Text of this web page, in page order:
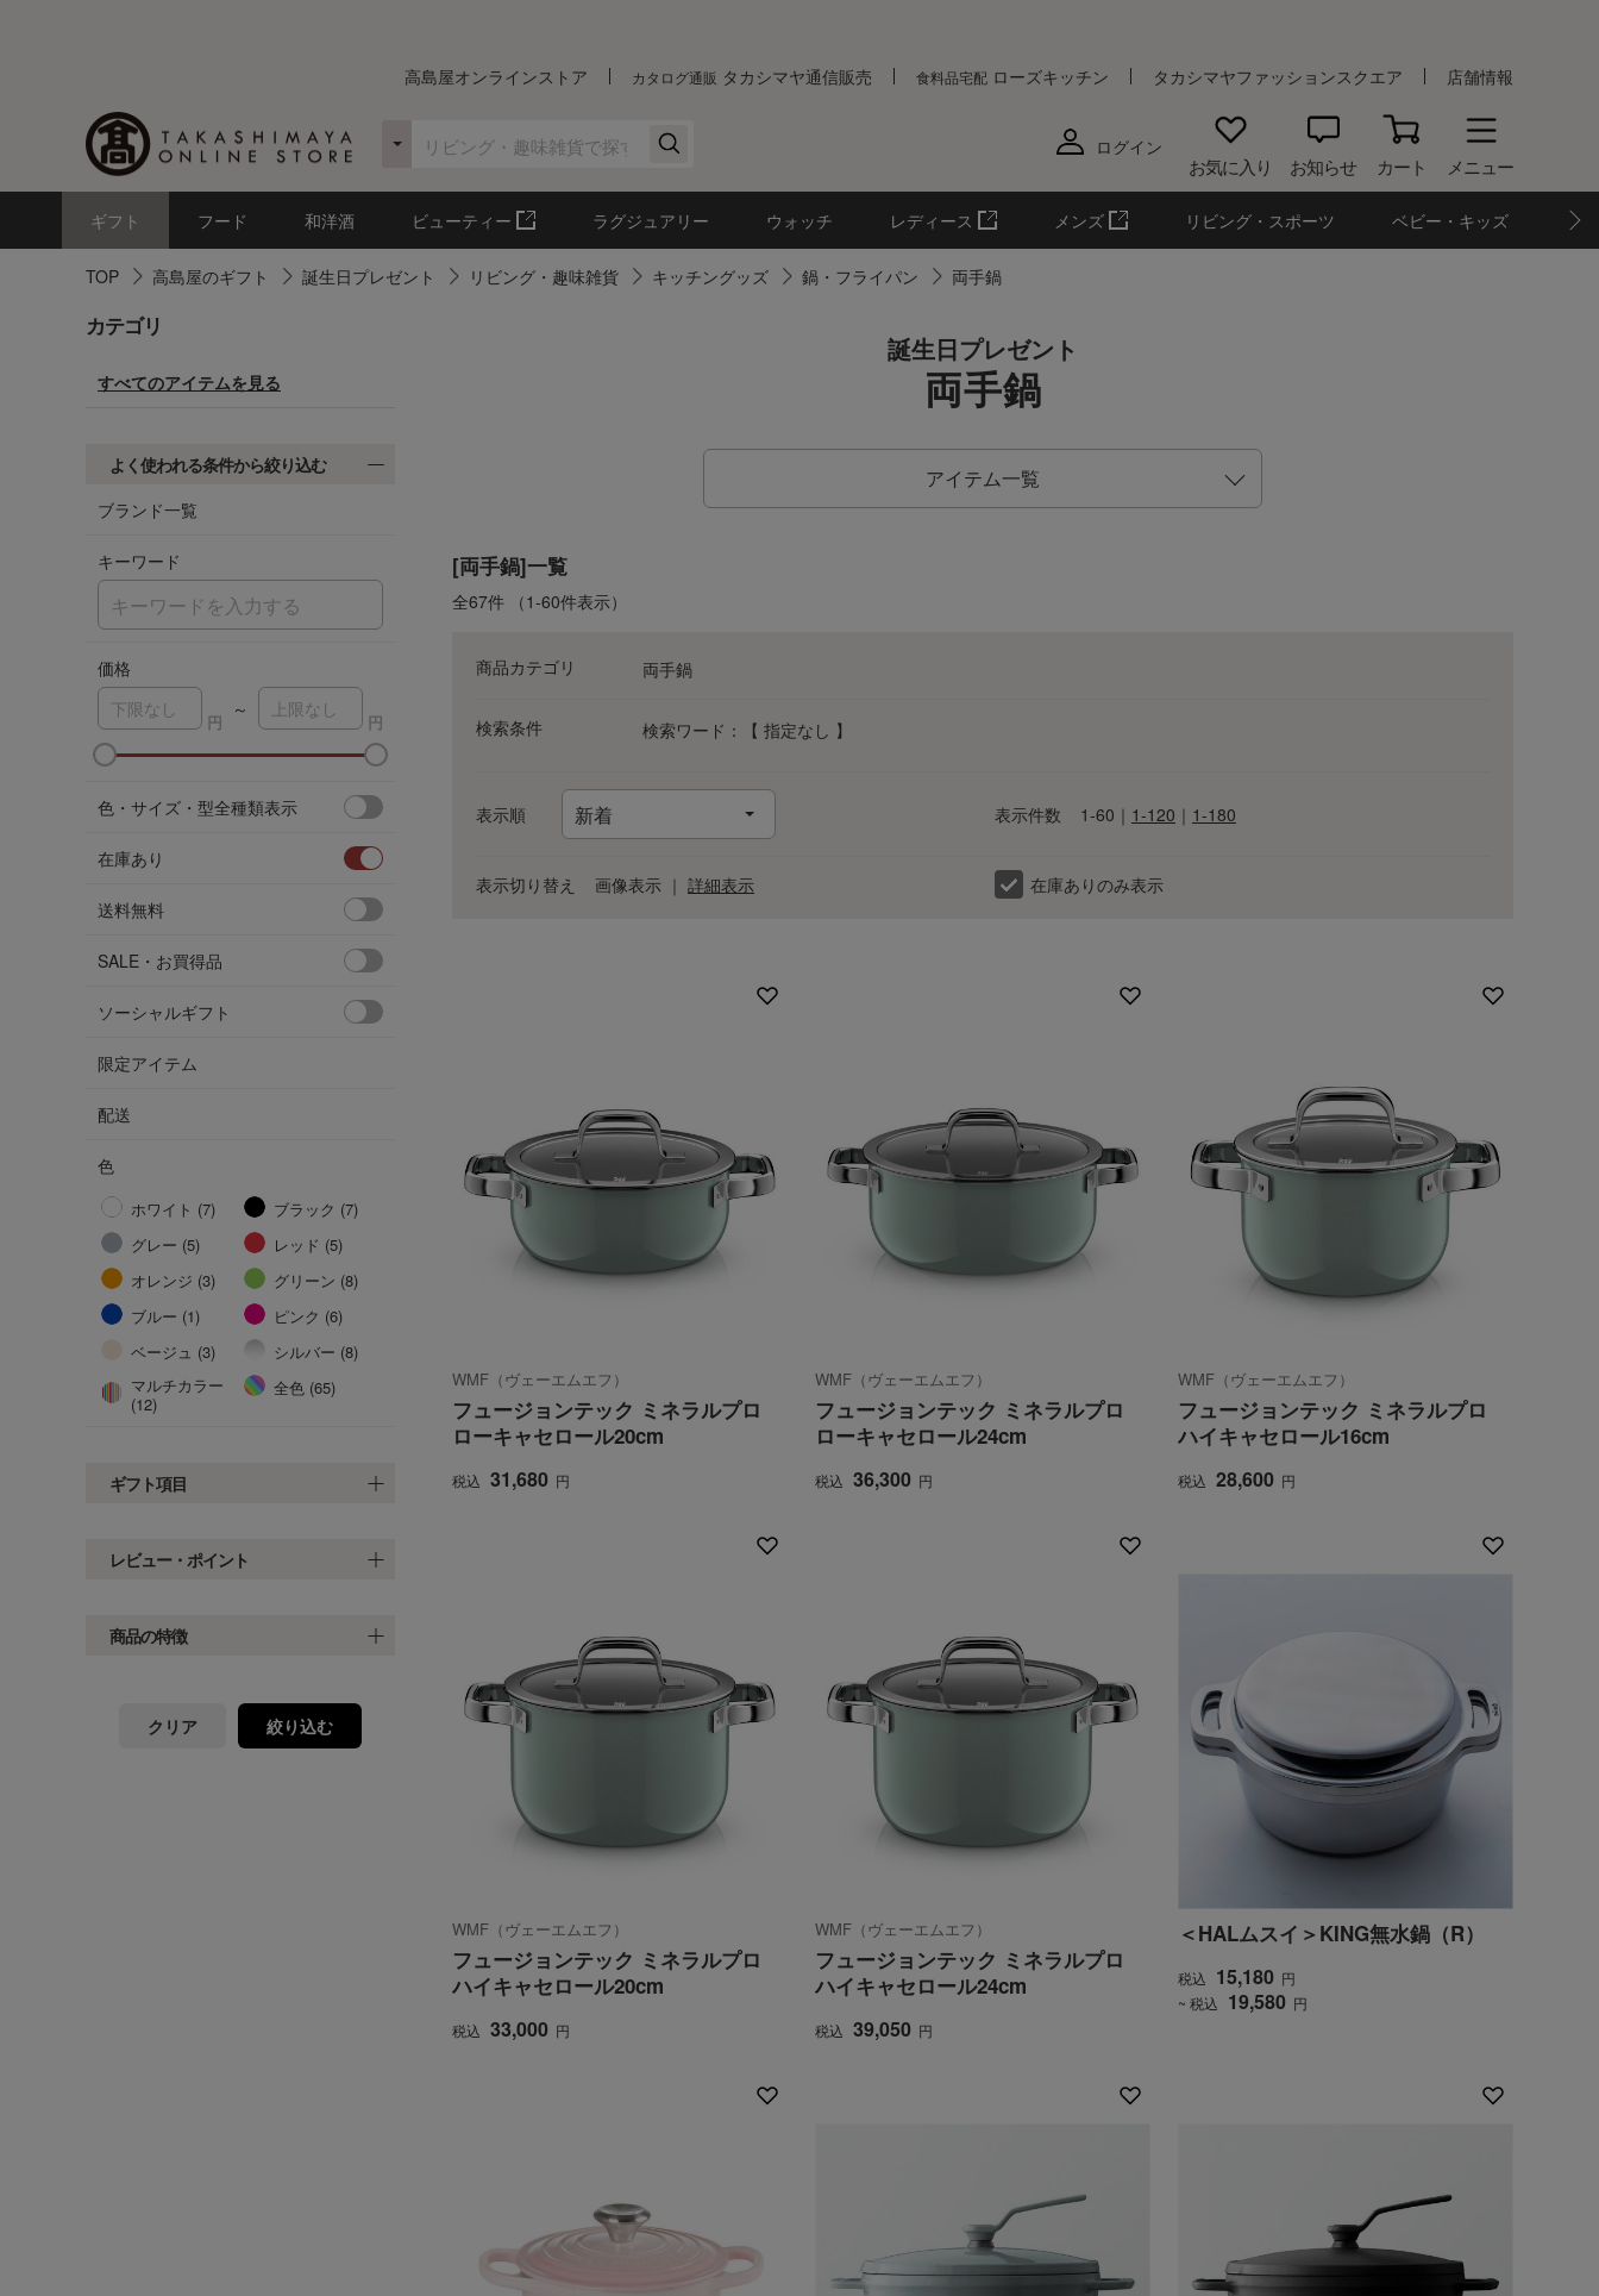
高島屋オンラインストア カタログ通販 タカシマヤ通信販売 食料品宅配 ローズキッチン タカシマヤファッションスクエア 店舗情報
ログイン
お気に入り お知らせ カート メニュー
ギフト フード 和洋酒 ビューティー ラグジュアリー ウォッチ レディース メンズ リビング・スポーツ ベビー・キッズ
TOP 高島屋のギフト 誕生日プレゼント リビング・趣味雑貨 キッチングッズ 鍋・フライパン 両手鍋
カテゴリ
すべてのアイテムを見る
よく使われる条件から絞り込む
ブランド一覧
キーワード
価格
～
色・サイズ・型全種類表示
在庫あり
送料無料
SALE・お買得品
ソーシャルギフト
限定アイテム
配送
色
ホワイト (7)
ブラック (7)
グレー (5)
レッド (5)
オレンジ (3)
グリーン (8)
ブルー (1)
ピンク (6)
ベージュ (3)
シルバー (8)
マルチカラー
(12)
全色 (65)
ギフト項目
レビュー・ポイント
商品の特徴
クリア 絞り込む
誕生日プレゼント
両手鍋
アイテム一覧
[両手鍋]一覧
全67件 （1-60件表示）
商品カテゴリ 両手鍋
検索条件 検索ワード：【 指定なし 】
表示順 表示件数 1-60 ｜ 1-120 ｜ 1-180
表示切り替え 画像表示 ｜ 詳細表示 在庫ありのみ表示
WMF（ヴェーエムエフ）
フュージョンテック ミネラルプロ
ローキャセロール20cm
税込 31,680 円
WMF（ヴェーエムエフ）
フュージョンテック ミネラルプロ
ローキャセロール24cm
税込 36,300 円
WMF（ヴェーエムエフ）
フュージョンテック ミネラルプロ
ハイキャセロール16cm
税込 28,600 円
WMF（ヴェーエムエフ）
フュージョンテック ミネラルプロ
ハイキャセロール20cm
税込 33,000 円
WMF（ヴェーエムエフ）
フュージョンテック ミネラルプロ
ハイキャセロール24cm
税込 39,050 円
＜HALムスイ＞KING無水鍋（R）
税込 15,180 円
~ 税込 19,580 円